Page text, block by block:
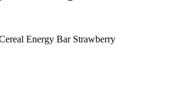
Energy Bar Strawberry